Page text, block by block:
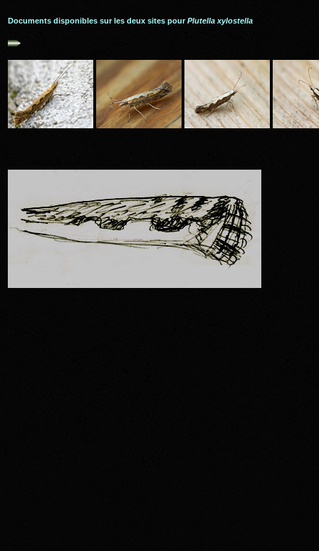
Documents disponibles sur les deux sites pourPlutella xylostella